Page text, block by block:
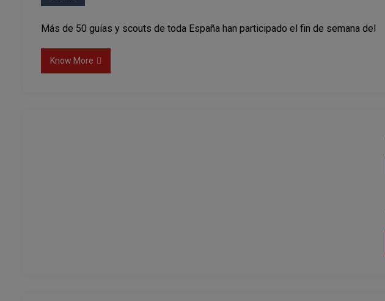
Más de 50 guías y scouts de toda España han participado el fin de semana del
Know More